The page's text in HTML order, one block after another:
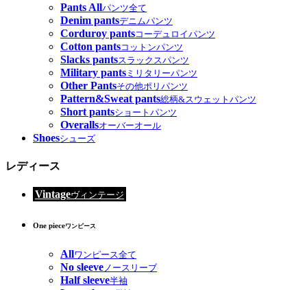
Pants Allパンツ全て
Denim pantsデニムパンツ
Corduroy pantsコーデュロイパンツ
Cotton pantsコットンパンツ
Slacks pantsスラックスパンツ
Military pants ミリタリーパンツ
Other Pantsその他ポリパンツ
Pattern&Sweat pants総柄&スウェットパンツ
Short pantsショートパンツ
Overallsオーバーオール
Shoesシューズ
レディース
Vintageヴィンテージ
One pieceワンピース
Allワンピース全て
No sleeveノースリーブ
Half sleeve半袖